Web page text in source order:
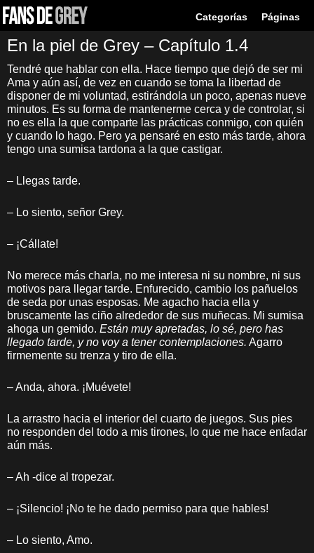
Categorías Páginas
En la piel de Grey – Capítulo 1.4
Tendré que hablar con ella. Hace tiempo que dejó de ser mi
Ama y aún así, de vez en cuando se toma la libertad de
disponer de mi voluntad, estirándola un poco, apenas nueve
minutos. Es su forma de mantenerme cerca y de controlar, si
no es ella la que comparte las prácticas conmigo, con quién
y cuando lo hago. Pero ya pensaré en esto más tarde, ahora
tengo una sumisa tardona a la que castigar.
– Llegas tarde.
– Lo siento, señor Grey.
– ¡Cállate!
No merece más charla, no me interesa ni su nombre, ni sus
motivos para llegar tarde. Enfurecido, cambio los pañuelos
de seda por unas esposas. Me agacho hacia ella y
bruscamente las ciño alrededor de sus muñecas. Mi sumisa
ahoga un gemido. Están muy apretadas, lo sé, pero has
llegado tarde, y no voy a tener contemplaciones. Agarro
firmemente su trenza y tiro de ella.
– Anda, ahora. ¡Muévete!
La arrastro hacia el interior del cuarto de juegos. Sus pies
no responden del todo a mis tirones, lo que me hace enfadar
aún más.
– Ah -dice al tropezar.
– ¡Silencio! ¡No te he dado permiso para que hables!
– Lo siento, Amo.